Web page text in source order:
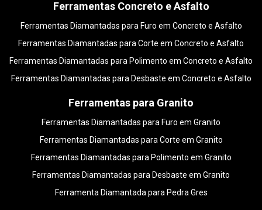
Ferramentas Concreto e Asfalto
Ferramentas Diamantadas para Furo em Concreto e Asfalto
Ferramentas Diamantadas para Corte em Concreto e Asfalto
Ferramentas Diamantadas para Polimento em Concreto e Asfalto
Ferramentas Diamantadas para Desbaste em Concreto e Asfalto
Ferramentas para Granito
Ferramentas Diamantadas para Furo em Granito
Ferramentas Diamantadas para Corte em Granito
Ferramentas Diamantadas para Polimento em Granito
Ferramentas Diamantadas para Desbaste em Granito
Ferramenta Diamantada para Pedra Gres